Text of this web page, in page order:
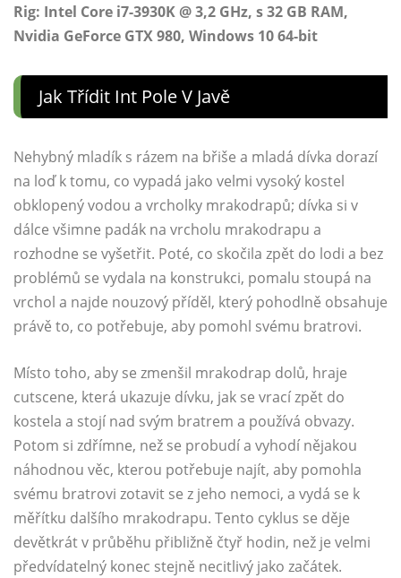
Rig: Intel Core i7-3930K @ 3,2 GHz, s 32 GB RAM,
Nvidia GeForce GTX 980, Windows 10 64-bit
Jak Třídit Int Pole V Javě
Nehybný mladík s rázem na břiše a mladá dívka dorazí
na loď k tomu, co vypadá jako velmi vysoký kostel
obklopený vodou a vrcholky mrakodrapů; dívka si v
dálce všimne padák na vrcholu mrakodrapu a
rozhodne se vyšetřit. Poté, co skočila zpět do lodi a bez
problémů se vydala na konstrukci, pomalu stoupá na
vrchol a najde nouzový příděl, který pohodlně obsahuje
právě to, co potřebuje, aby pomohl svému bratrovi.
Místo toho, aby se zmenšil mrakodrap dolů, hraje
cutscene, která ukazuje dívku, jak se vrací zpět do
kostela a stojí nad svým bratrem a používá obvazy.
Potom si zdřímne, než se probudí a vyhodí nějakou
náhodnou věc, kterou potřebuje najít, aby pomohla
svému bratrovi zotavit se z jeho nemoci, a vydá se k
měřítku dalšího mrakodrapu. Tento cyklus se děje
devětkrát v průběhu přibližně čtyř hodin, než je velmi
předvídatelný konec stejně necitlivý jako začátek.